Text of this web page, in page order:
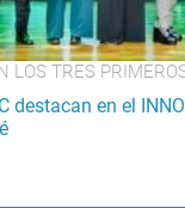
LOS TRES
destacan en el